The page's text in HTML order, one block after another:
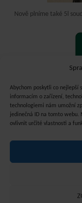
Abychom poskytli co nejlepší
informacím o zařízení,
technologiemi nám umožní
jedinečná ID na tomto webu.
ovlivnit určité vlastnosti a
Nově plníme také 5l